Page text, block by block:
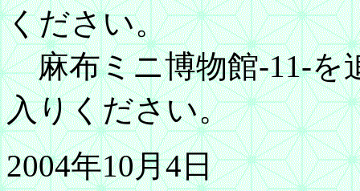
ください。
麻布ミニ博物館-11-を
入りください。
2004年10月4日